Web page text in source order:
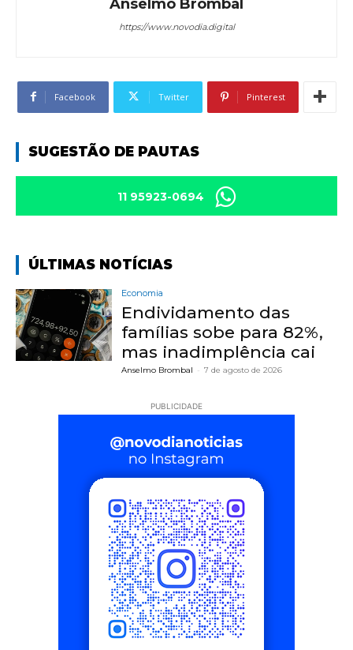
Anselmo Brombal
https://www.novodia.digital
Facebook Twitter Pinterest
SUGESTÃO DE PAUTAS
11 95923-0694
ÚLTIMAS NOTÍCIAS
Economia
Endividamento das
famílias sobe para 82%,
mas inadimplência cai
Anselmo Brombal - 7 de agosto de 2026
PUBLICIDADE